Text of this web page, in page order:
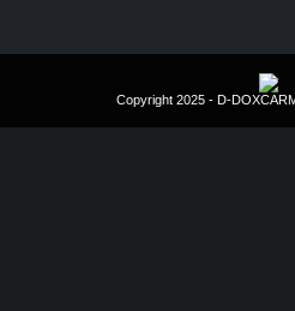
Copyright 2025 - D-